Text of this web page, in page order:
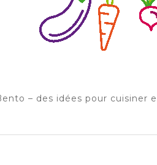
– des idées pour cuisiner